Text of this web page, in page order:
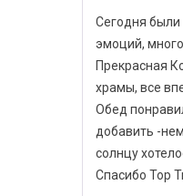
Сегодня были
эмоций,
Прекрасная
храмы, все
Обед
добавить -
солнцу
Спасибо Top